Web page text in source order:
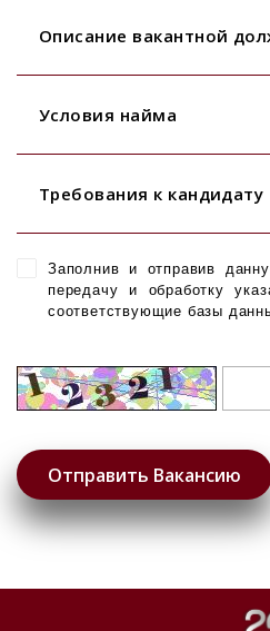
Описание вакантной
Условия найма
Требования к кандидату
Заполнив и отправив
передачу и обработку
соответствующие базы